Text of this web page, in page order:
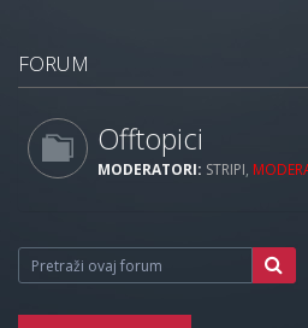
FORUM
Offtopici
MODERATORI: STRIPI,